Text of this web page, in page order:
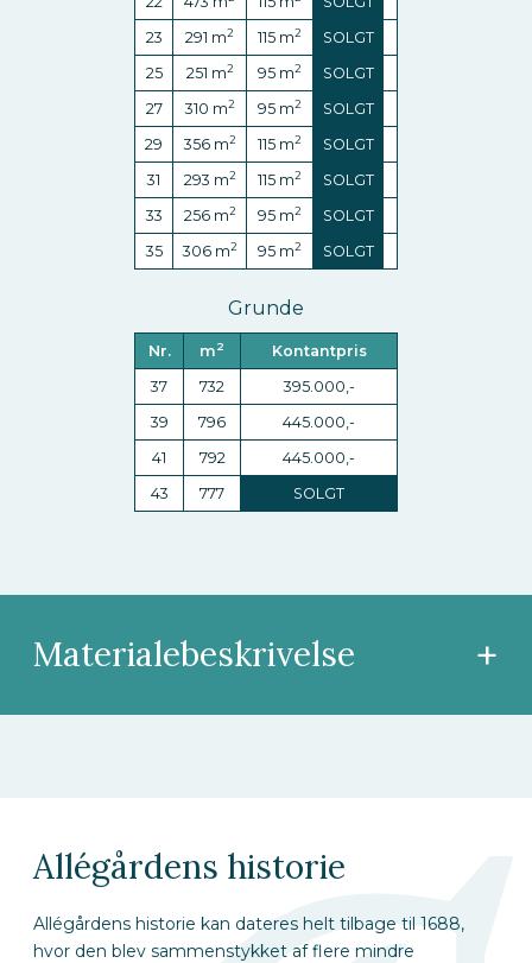
23
291 m2 115 m2
SOLGT
25
251 m2 95 m2
SOLGT
27
310 m2 95 m2
SOLGT
29
356m2 115 m2
SOLGT
31
293 m2 115 m2
SOLGT
33
256m2 95 m2
SOLGT
35
306m2 95 m2 SOLGT
Grunde
Nr. m2
Kontantpris
37
732
395.000,-
39
796
445.000,-
41
792
445.000,-
43
777 SOLGT
Materialebeskrivelse +
Allégårdens historie
Allégårdens historie kan dateres helt tilbage til 1688,
hvor den blev sammenstykket af flere mindre